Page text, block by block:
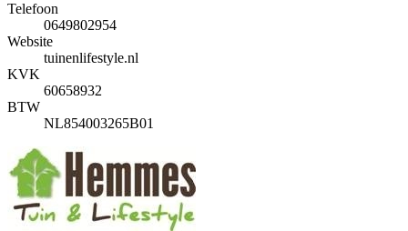
Telefoon
0649802954
Website
tuinenlifestyle.nl
KVK
60658932
BTW
NL854003265B01